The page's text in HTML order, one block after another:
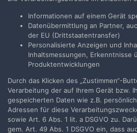
Zur Themenübersicht
Filmvorführer.de via Google
Sprache
Impressum /
Informationen auf einem Gerät
Datenübermittlung an Partner,
der EU (Drittstaatentransfer)
Personalisierte Anzeigen und
Inhaltsmessungen, Erkenntnisse
Produktentwicklungen
Durch das Klicken des „Zustimmen“-
Verarbeitung der auf Ihrem Gerät bzw.
gespeicherten Daten wie z.B.
Adressen für diese
sowie Art. 6 Abs. 1 lit. a DSGVO zu.
gem. Art. 49 Abs. 1 DSGVO ein, dass